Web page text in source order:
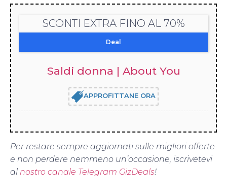
SCONTI EXTRA FINO AL 70%
Deal
Saldi donna | About You
APPROFITTANE ORA
Per restare sempre aggiornati sulle migliori offerte
e non perdere nemmeno un’occasione, iscrivetevi
al nostro canale Telegram GizDeals!